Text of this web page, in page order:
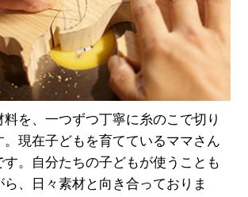
を、一つずつ丁寧に糸のこで切り
。現在子どもを育てているママさん
。自分たちの子どもが使うことも
、日々素材と向き合っておりま